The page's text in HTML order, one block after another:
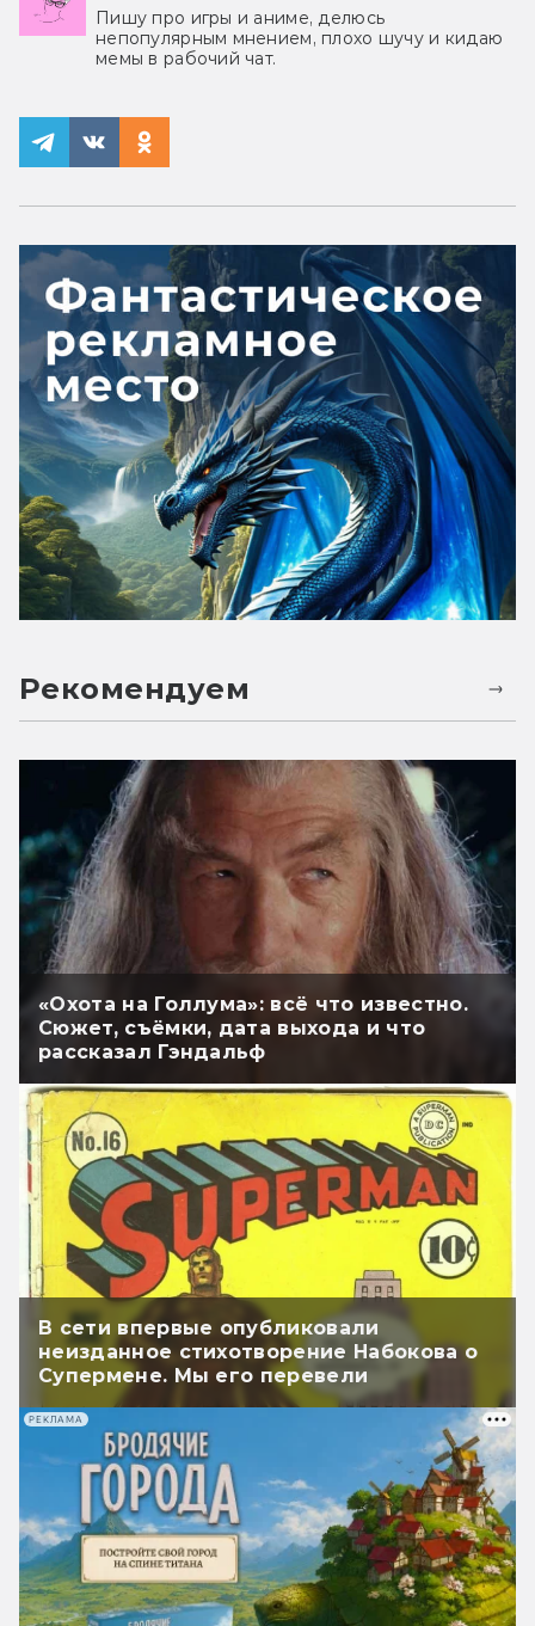
Пишу про игры и аниме, делюсь
непопулярным мнением, плохо шучу и кидаю
мемы в рабочий чат.
Рекомендуем
«Охота на Голлума»: всё что известно.
Сюжет, съёмки, дата выхода и что
рассказал Гэндальф
В сети впервые опубликовали
неизданное стихотворение Набокова о
Супермене. Мы его перевели
РЕКЛАМА